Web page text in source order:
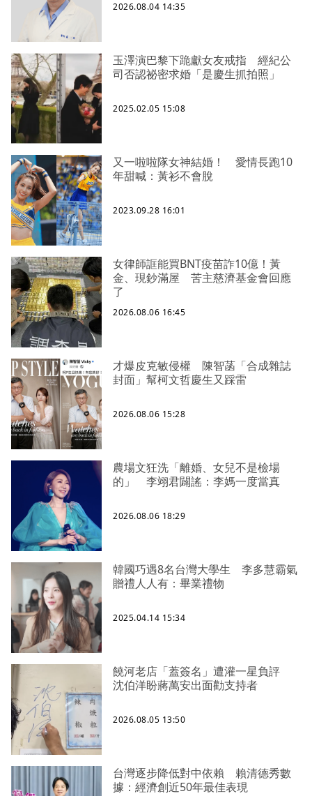
2026.08.04 14:35
玉澤演巴黎下跪獻女友戒指 經紀公
司否認祕密求婚「是慶生抓拍照」
2025.02.05 15:08
又一啦啦隊女神結婚！ 愛情長跑10
年甜喊：黃衫不會脫
2023.09.28 16:01
女律師誆能買BNT疫苗詐10億！黃
金、現鈔滿屋 苦主慈濟基金會回應
了
2026.08.06 16:45
才爆皮克敏侵權 陳智菡「合成雜誌
封面」幫柯文哲慶生又踩雷
2026.08.06 15:28
農場文狂洗「離婚、女兒不是檢場
的」 李翊君闢謠：李媽一度當真
2026.08.06 18:29
韓國巧遇8名台灣大學生 李多慧霸氣
贈禮人人有：畢業禮物
2025.04.14 15:34
饒河老店「蓋簽名」遭灌一星負評
沈伯洋盼蔣萬安出面勸支持者
2026.08.05 13:50
台灣逐步降低對中依賴 賴清德秀數
據：經濟創近50年最佳表現